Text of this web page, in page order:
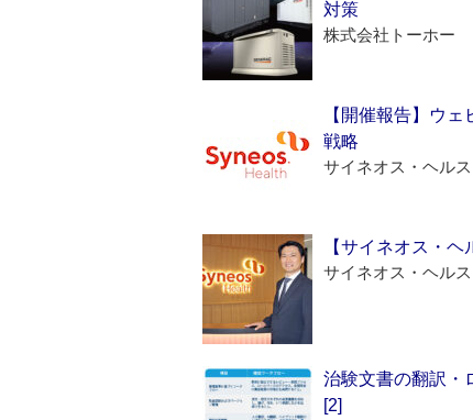
対策
株式会社トーホー
【開催報告】ウ
戦略
サイネオス・ヘル
【サイネオス・
サイネオス・ヘル
治験文書の翻訳・
[2]